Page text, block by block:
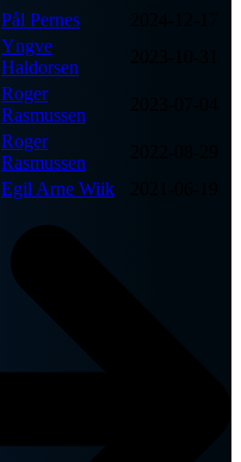
Pål Pernes
Yngve
Haldorsen
Roger
Rasmussen
Roger
Rasmussen
Egil Arne Wiik